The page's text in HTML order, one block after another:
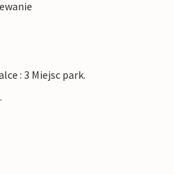
: 3 Miejsc park.